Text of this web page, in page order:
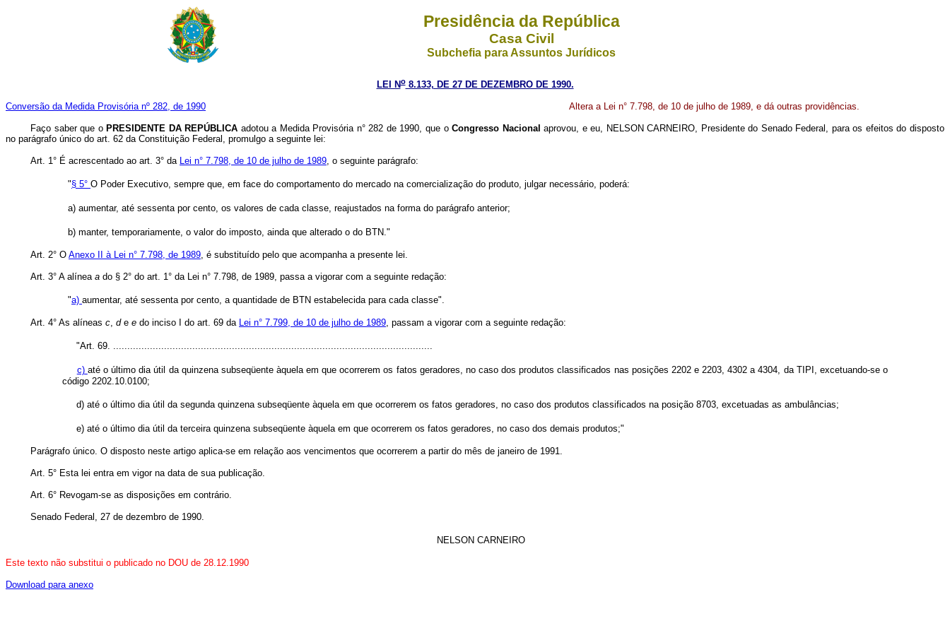
Presidência da República
Casa Civil
Subchefia para Assuntos Jurídicos
LEI No8.133, DE 27 DE DEZEMBRO DE 1990.
Conversão da Medida Provisória nº 282, de 1990 Altera a Lei n° 7.798, de 10 de julho de 1989, e dá outras providências.
Faço saber que o PRESIDENTE DA REPÚBLICA adotou a Medida Provisória n° 282 de 1990, que oCongresso Nacional aprovou, e eu, NELSON CARNEIRO, Presidente do Senado Federal, para os efeitos do disposto
no parágrafo único do art. 62 da Constituição Federal, promulgo a seguinte lei:
Art. 1° É acrescentado ao art. 3° da Lei n° 7.798, de 10 de julho de 1989, o seguinte parágrafo:
"§ 5° O Poder Executivo, sempre que, em face do comportamento do mercado na comercialização do produto, julgar necessário, poderá:
a) aumentar, até sessenta por cento, os valores de cada classe, reajustados na forma do parágrafo anterior;
b) manter, temporariamente, o valor do imposto, ainda que alterado o do BTN."
Art. 2° O Anexo II à Lei n° 7.798, de 1989, é substituído pelo que acompanha a presente lei.
Art. 3° A alínea a do § 2° do art. 1° da Lei n° 7.798, de 1989, passa a vigorar com a seguinte redação:
"a) aumentar, até sessenta por cento, a quantidade de BTN estabelecida para cada classe".
Art. 4° As alíneas c, de e do inciso I do art. 69 da Lei n° 7.799, de 10 de julho de 1989, passam a vigorar com a seguinte redação:
"Art. 69. .................................................................................................................
c) até o último dia útil da quinzena subseqüente àquela em que ocorrerem os fatos geradores, no caso dos produtos classificados nas posições 2202 e 2203, 4302 a 4304, da TIPI, excetuando-se o
código 2202.10.0100;
d) até o último dia útil da segunda quinzena subseqüente àquela em que ocorrerem os fatos geradores, no caso dos produtos classificados na posição 8703, excetuadas as ambulâncias;
e) até o último dia útil da terceira quinzena subseqüente àquela em que ocorrerem os fatos geradores, no caso dos demais produtos;"
Parágrafo único. O disposto neste artigo aplica-se em relação aos vencimentos que ocorrerem a partir do mês de janeiro de 1991.
Art. 5° Esta lei entra em vigor na data de sua publicação.
Art. 6° Revogam-se as disposições em contrário.
Senado Federal, 27 de dezembro de 1990.
NELSON CARNEIRO
Este texto não substitui o publicado no DOU de 28.12.1990
Download para anexo